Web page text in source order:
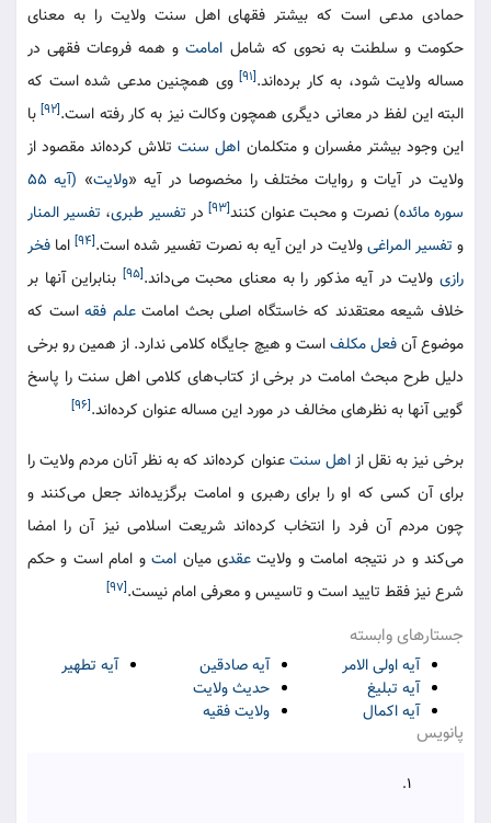
حمادی مدعی است که بیشتر فقهای اهل سنت ولایت را به معنای
حکومت و سلطنت به نحوی که شامل امامتو همه فروعات فقهی در
مساله ولایت شود، به کار برده‌اند.[۹۱]
وی همچنین مدعی شده است که
البته این لفظ در معانی دیگری همچون وکالت نیز به کار رفته است.[۹۲]
با
این وجود بیشتر مفسران و متکلمان اهل سنتتلاش کرده‌اند مقصود از
ولایت در آیات و روایات مختلف را مخصوصا در آیه «ولایت»
(آیه ۵۵
سوره مائده) نصرت و محبت عنوان کنند[۹۳] در تفسیر طبری، تفسیر المنار
و تفسیر المراغیولایت در این آیه به نصرت تفسیر شده است.[۹۴] اما فخر
رازی ولایت در آیه مذکور را به معنای محبت می‌داند.[۹۵]
بنابراین آنها بر
خلاف شیعه معتقدند که خاستگاه اصلی بحث امامتعلم فقهاست که
موضوع آنفعل مکلفاست و هیچ جایگاه کلامی ندارد. از همین رو برخی
دلیل طرح مبحث امامت در برخی از کتاب‌های کلامی اهل سنت را پاسخ
گویی آنها به نظرهای مخالف در مورد این مساله عنوان کرده‌اند.[۹۶]
برخی نیز به نقل ازاهل سنتعنوان کرده‌اند که به نظر آنان مردم ولایت را
برای آن کسی که او را برای رهبری و امامت برگزیده‌اند جعل می‌کنند و
چون مردم آن فرد را انتخاب کرده‌اند شریعت اسلامی نیز آن را امضا
می‌کند و در نتیجه امامت و ولایت عقدی میان امتو امام است و حکم
شرع نیز فقط تایید است و تاسیس و معرفی امام نیست.[۹۷]
جستارهای وابسته
آیه اولی الامر
آیه تبلیغ
آیه اکمال
آیه صادقین
حدیث ولایت
ولایت فقیه
آیه تطهیر
پانویس